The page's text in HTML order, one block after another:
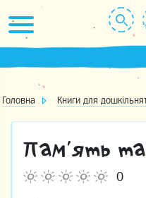
to
content
Головна Книги для
Пам’ять
0